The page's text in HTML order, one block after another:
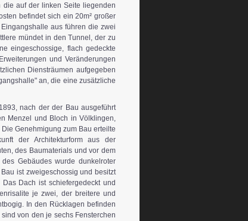
auf der linken Seite liegenden
befindet sich ein 20m² großer
aus führen die zwei
mündet in den Tunnel, der zu
eingeschossige, flach gedeckte
und Veränderungen
Diensträumen aufgegeben
an, die eine zusätzliche
nach der der Bau ausgeführt
Menzel und Bloch in Völklingen,
Genehmigung zum Bau erteilte
der Architekturform aus der
des Baumaterials und vor dem
Gebäudes wurde dunkelroter
ist zweigeschossig und besitzt
Dach ist schiefergedeckt und
je zwei, der breitere und
In den Rücklagen befinden
von den je sechs Fensterchen